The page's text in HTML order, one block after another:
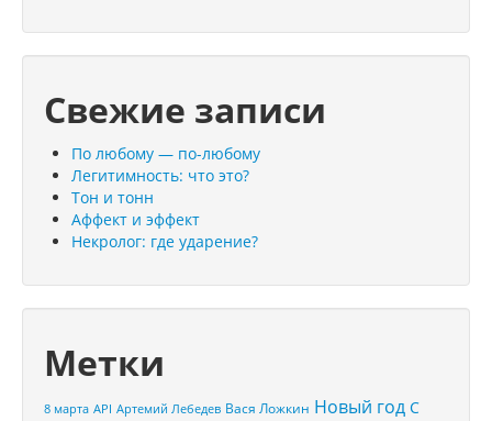
Свежие записи
По любому — по-любому
Легитимность: что это?
Тон и тонн
Аффект и эффект
Некролог: где ударение?
Метки
8 марта API Артемий Лебедев Вася Ложкин Новый год С